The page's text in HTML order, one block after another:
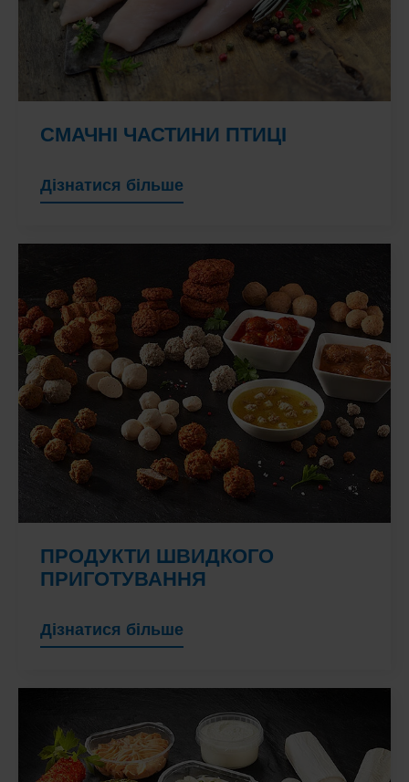
СМАЧНІ ЧАСТИНИ ПТИЦІ
Дізнатися більше
ПРОДУКТИ ШВИДКОГО
ПРИГОТУВАННЯ
Дізнатися більше